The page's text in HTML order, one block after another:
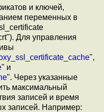
и ключей,
переменных в
Для управления
",
" и
". Через указанные
максимальный
записей и время
записей. Например: